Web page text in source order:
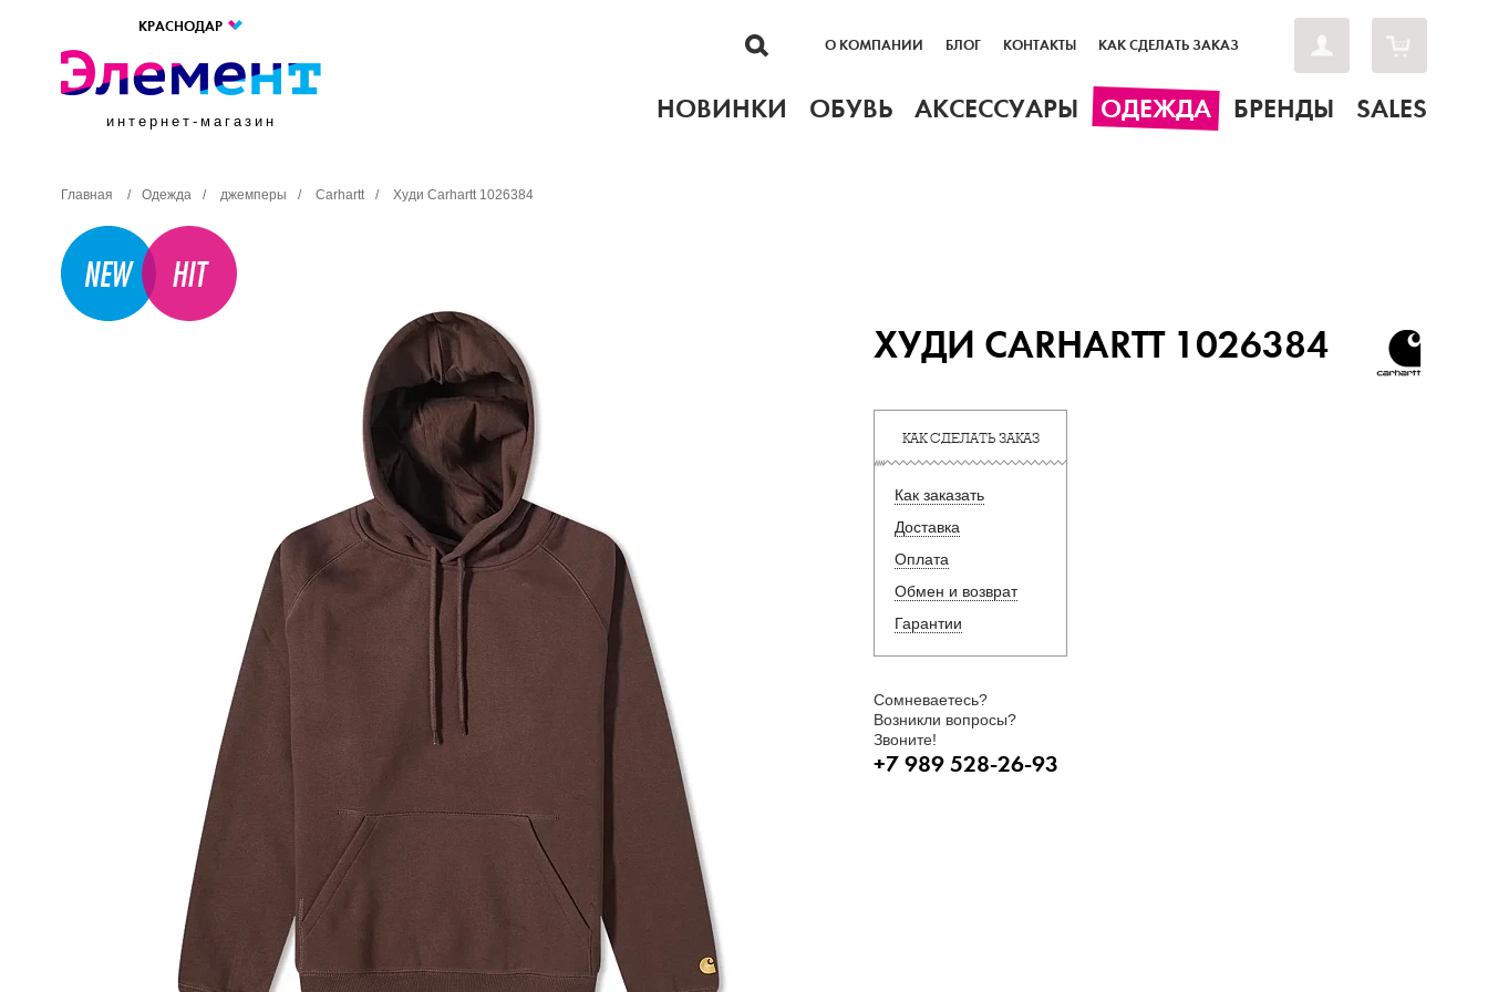
КРАСНОДАР
интернет-магазин
О КОМПАНИИ БЛОГ КОНТАКТЫ КАК СДЕЛАТЬ ЗАКАЗ
НОВИНКИ ОБУВЬ АКСЕССУАРЫ ОДЕЖДА БРЕНДЫ SALES
Главная / Одежда / джемперы / Carhartt / Худи Carhartt 1026384
ХУДИ CARHARTT 1026384
КАК СДЕЛАТЬ ЗАКАЗ
Как заказать
Доставка
Оплата
Обмен и возврат
Гарантии
Сомневаетесь?
Возникли вопросы?
Звоните!
+7 989 528-26-93